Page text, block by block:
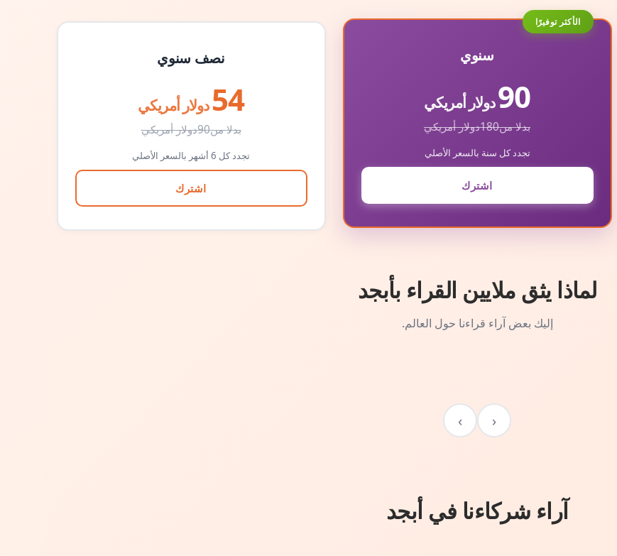
الأكثر توفيرًا
سنوي
90دولار أمريكي
بدلا من180دولار أمريكي
تجدد كل سنة بالسعر الأصلي
اشترك
نصف سنوي
54 دولار أمريكي
بدلا من90دولار أمريكي
تجدد كل 6 أشهر بالسعر الأصلي
اشترك
لماذا يثق ملايين القراء بأبجد
إليك بعض آراء قراءنا حول العالم.
‹
›
آراء شركاءنا في أبجد